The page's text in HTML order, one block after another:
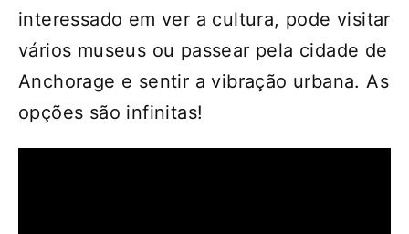
interessado em ver a cultura, pode visitar
vários museus ou passear pela cidade de
Anchorage e sentir a vibração urbana. As
opções são infinitas!